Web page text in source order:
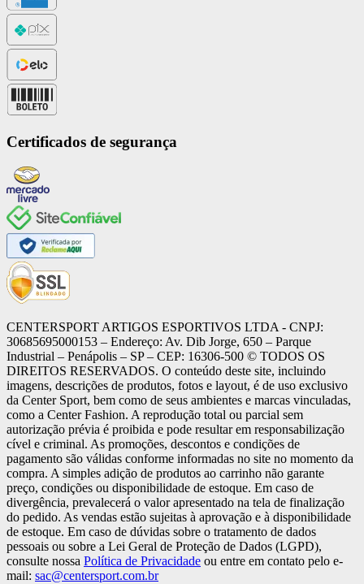
Certificados de segurança
CENTERSPORT ARTIGOS ESPORTIVOS LTDA - CNPJ:
30685695000153 – Endereço: Av. Dib Jorge, 650 – Parque
Industrial – Penápolis – SP – CEP: 16306-500 ©️ TODOS OS
DIREITOS RESERVADOS. O conteúdo deste site, incluindo
imagens, descrições de produtos, fotos e layout, é de uso exclusivo
da Center Sport, bem como de seus ambientes e marcas vinculadas,
como a Center Fashion. A reprodução total ou parcial sem
autorização prévia é proibida e pode resultar em responsabilização
cível e criminal. As promoções, descontos e condições de
pagamento são válidas conforme informadas no site no momento da
compra. A simples adição de produtos ao carrinho não garante
preço, condições ou disponibilidade de estoque. Em caso de
divergência, prevalecerá o valor apresentado na tela de finalização
do pedido. As vendas estão sujeitas à aprovação e à disponibilidade
de estoque. Em caso de dúvidas sobre o tratamento de dados
pessoais ou sobre a Lei Geral de Proteção de Dados (LGPD),
consulte nossa Política de Privacidade ou entre em contato pelo e-
mail: sac@centersport.com.br